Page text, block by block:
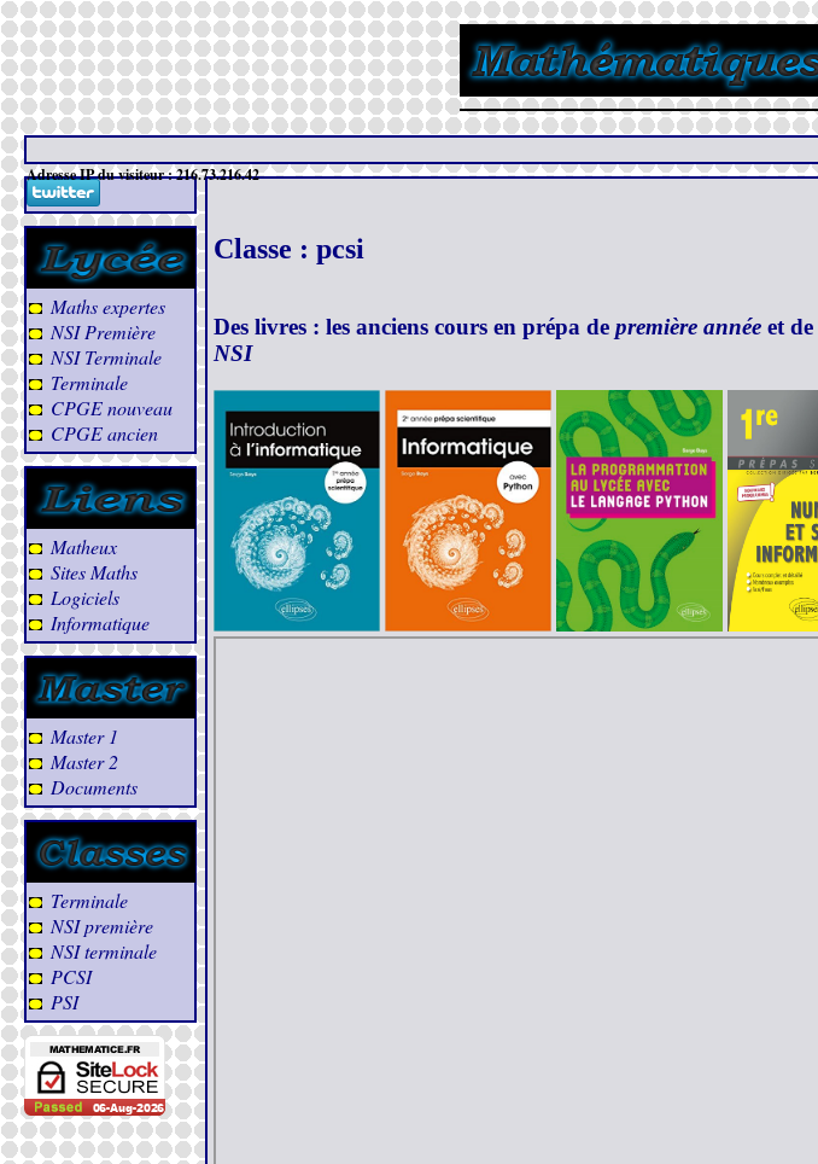
Adresse IP du visiteur : 216.73.216.42
Maths expertes
NSI Première
NSI Terminale
Terminale
CPGE nouveau
CPGE ancien
Matheux
Sites Maths
Logiciels
Informatique
Master 1
Master 2
Documents
Terminale
NSI première
NSI terminale
PCSI
PSI
Classe : pcsi
Des livres : les anciens cours en prépa de première année et de
NSI